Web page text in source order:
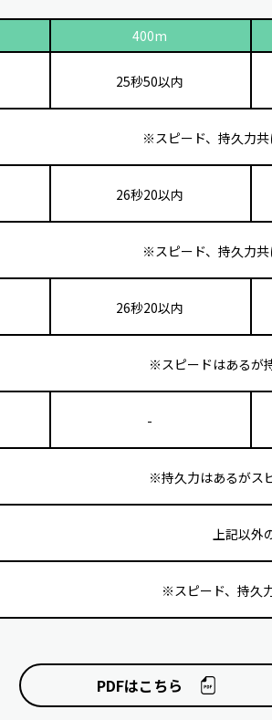
400m
25秒50以内
※スピード、持久力
26秒20以内
※スピード、持久力
26秒20以内
※スピードはあるが
-
※持久力はあるがス
上記以外
※スピード、持久
PDFはこちら